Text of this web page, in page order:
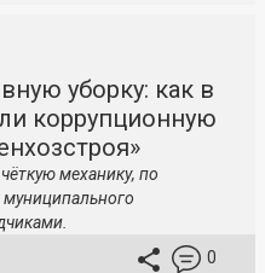
уборку: как в
коррупционную
механику, по
0